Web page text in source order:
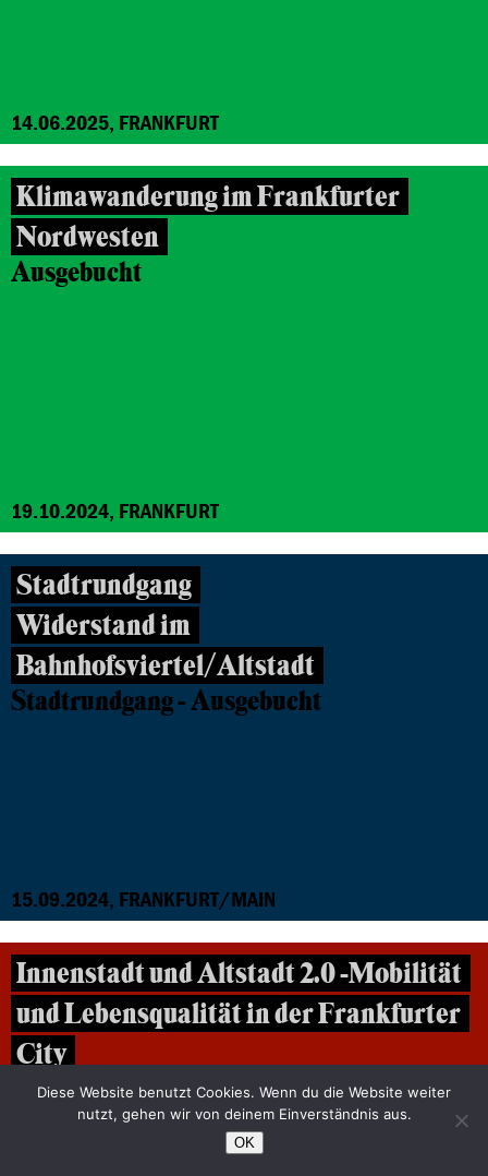
14.06.2025, FRANKFURT
Klimawanderung im Frankfurter
Nordwesten
Ausgebucht
19.10.2024, FRANKFURT
Stadtrundgang
Widerstand im
Bahnhofsviertel/Altstadt
Stadtrundgang - Ausgebucht
15.09.2024, FRANKFURT/MAIN
Innenstadt und Altstadt 2.0 -Mobilität
und Lebensqualität in der Frankfurter
City
Ausgebucht
Diese Website benutzt Cookies. Wenn du die Website weiter
nutzt, gehen wir von deinem Einverständnis aus.
OK